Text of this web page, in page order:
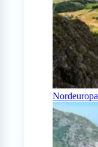
Nordeuropa